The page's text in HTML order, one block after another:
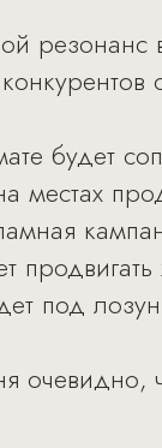
будет
местах
под
очевидно,